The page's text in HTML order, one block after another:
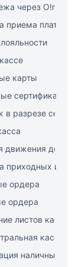
через O!плати
приема платежей
карты
сертификаты
разрезе секций
движения денег в
приходных и
ордера
ордера
листов кассовой
касса"
наличных в